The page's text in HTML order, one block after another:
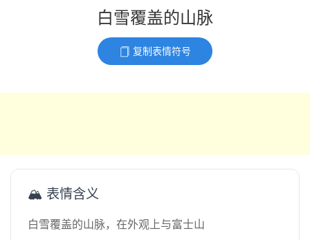
白雪覆盖的山脉
复制表情符号
🏔️ 表情含义
白雪覆盖的山脉，在外观上与富士山